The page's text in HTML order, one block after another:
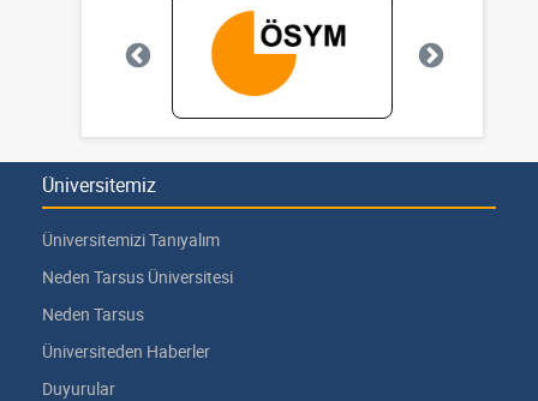
Üniversitemiz
Üniversitemizi Tanıyalım
Neden Tarsus Üniversitesi
Neden Tarsus
Üniversiteden Haberler
Duyurular